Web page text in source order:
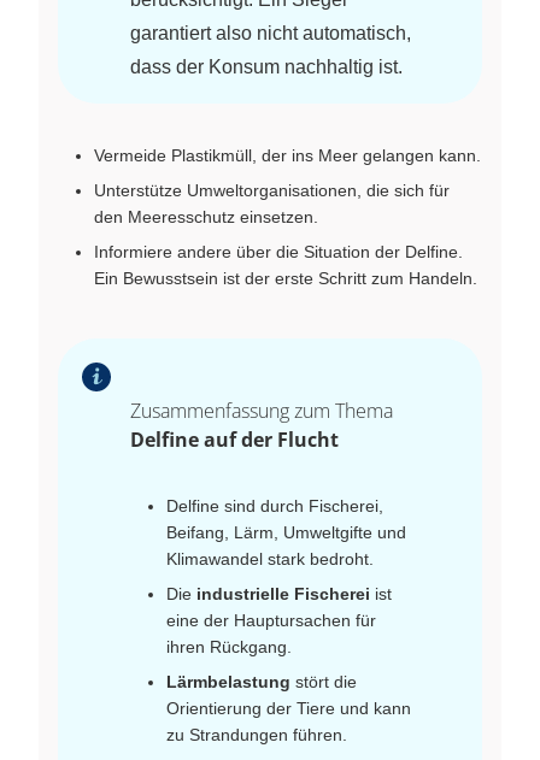
garantiert also nicht automatisch,
dass der Konsum nachhaltig ist.
Vermeide Plastikmüll, der ins Meer gelangen kann.
Unterstütze Umweltorganisationen, die sich für
den Meeresschutz einsetzen.
Informiere andere über die Situation der Delfine.
Ein Bewusstsein ist der erste Schritt zum Handeln.
Zusammenfassung zum Thema
Delfine auf der Flucht
Delfine sind durch Fischerei,
Beifang, Lärm, Umweltgifte und
Klimawandel stark bedroht.
Die industrielle Fischerei ist
eine der Hauptursachen für
ihren Rückgang.
Lärmbelastung stört die
Orientierung der Tiere und kann
zu Strandungen führen.